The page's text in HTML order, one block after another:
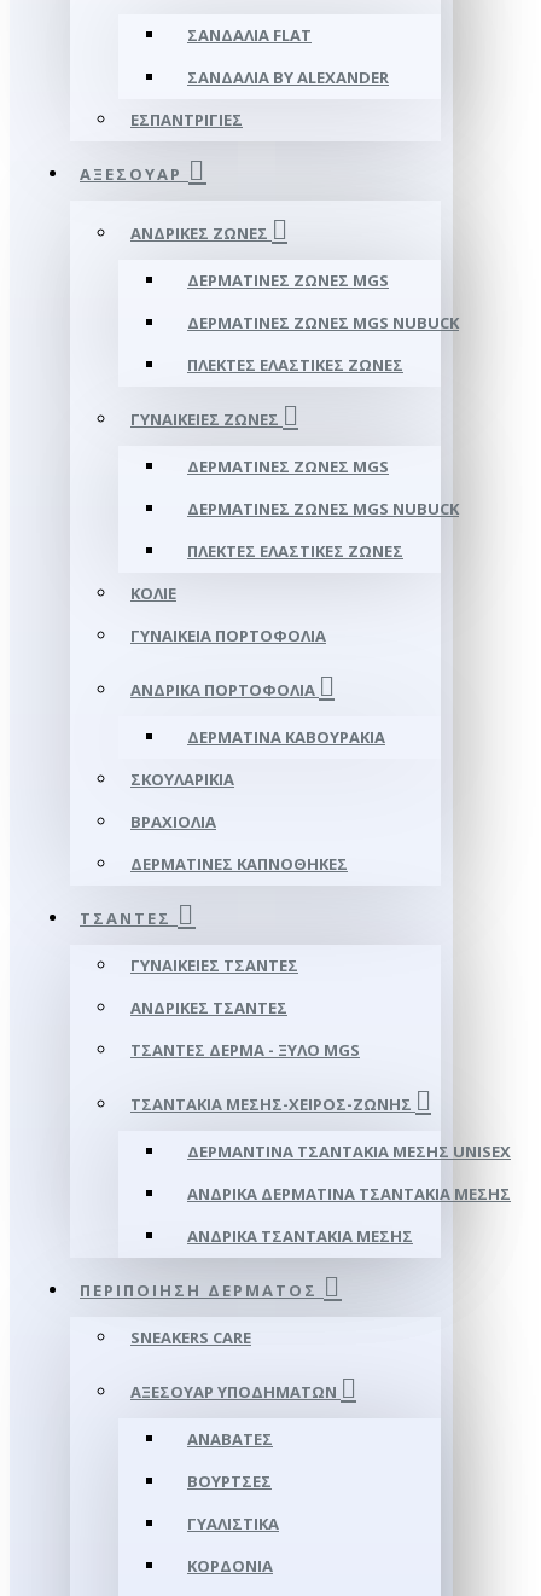
ΣΑΝΔΆΛΙΑ FLAT
ΣΑΝΔΆΛΙΑ BY ALEXANDER
ΕΣΠΑΝΤΡΊΓΙΕΣ
ΑΞΕΣΟΥΑΡ
ΑΝΔΡΙΚΈΣ ΖΏΝΕΣ
ΔΕΡΜΆΤΙΝΕΣ ΖΏΝΕΣ MGS
ΔΕΡΜΆΤΙΝΕΣ ΖΏΝΕΣ MGS NUBUCK
ΠΛΕΚΤΈΣ ΕΛΑΣΤΙΚΈΣ ΖΏΝΕΣ
ΓΥΝΑΙΚΕΊΕΣ ΖΏΝΕΣ
ΔΕΡΜΆΤΙΝΕΣ ΖΏΝΕΣ MGS
ΔΕΡΜΆΤΙΝΕΣ ΖΏΝΕΣ MGS NUBUCK
ΠΛΕΚΤΈΣ ΕΛΑΣΤΙΚΈΣ ΖΏΝΕΣ
ΚΟΛΙΈ
ΓΥΝΑΙΚΕΊΑ ΠΟΡΤΟΦΌΛΙΑ
ΑΝΔΡΙΚΆ ΠΟΡΤΟΦΌΛΙΑ
ΔΕΡΜΆΤΙΝΑ ΚΑΒΟΥΡΆΚΙΑ
ΣΚΟΥΛΑΡΊΚΙΑ
ΒΡΑΧΙΌΛΙΑ
ΔΕΡΜΆΤΙΝΕΣ ΚΑΠΝΟΘΉΚΕΣ
ΤΣΆΝΤΕΣ
ΓΥΝΑΙΚΕΊΕΣ ΤΣΆΝΤΕΣ
ΑΝΔΡΙΚΈΣ ΤΣΆΝΤΕΣ
ΤΣΆΝΤΕΣ ΔΈΡΜΑ - ΞΎΛΟ MGS
ΤΣΑΝΤΆΚΙΑ ΜΈΣΗΣ-ΧΕΙΡΌΣ-ΖΏΝΗΣ
ΔΕΡΜΆΝΤΙΝΑ ΤΣΑΝΤΆΚΙΑ ΜΈΣΗΣ UNISEX
ΑΝΔΡΙΚΆ ΔΕΡΜΆΤΙΝΑ ΤΣΑΝΤΆΚΙΑ ΜΈΣΗΣ
ΑΝΔΡΙΚΆ ΤΣΑΝΤΆΚΙΑ ΜΈΣΗΣ
ΠΕΡΙΠΟΊΗΣΗ ΔΈΡΜΑΤΟΣ
SNEAKERS CARE
ΑΞΕΣΟΥΑΡ ΥΠΟΔΗΜΆΤΩΝ
ΑΝΑΒΆΤΕΣ
ΒΟΎΡΤΣΕΣ
ΓΥΑΛΙΣΤΙΚΆ
ΚΟΡΔΌΝΙΑ